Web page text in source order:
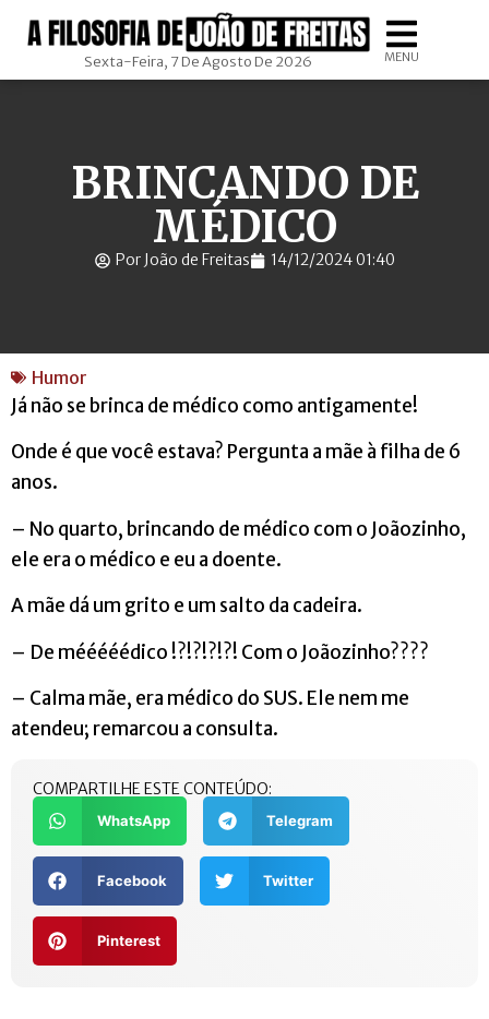
Sexta-Feira, 7 De Agosto De 2026 MENU
BRINCANDO DE
MÉDICO
Por João de Freitas 14/12/2024 01:40
Humor
Já não se brinca de médico como antigamente!
Onde é que você estava? Pergunta a mãe à filha de 6
anos.
– No quarto, brincando de médico com o Joãozinho,
ele era o médico e eu a doente.
A mãe dá um grito e um salto da cadeira.
– De mééééédico !?!?!?!?! Com o Joãozinho????
– Calma mãe, era médico do SUS. Ele nem me
atendeu; remarcou a consulta.
COMPARTILHE ESTE CONTEÚDO:
WhatsApp Telegram
Facebook Twitter
Pinterest